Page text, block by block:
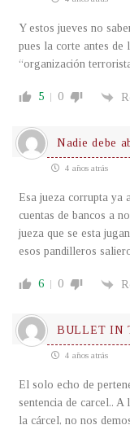
Y estos jueves no
pues la corte antes de
“organización
5 0
Nadie debe
4 años atrás
Esa jueza corrupta ya
cuentas de bancos a
jueza que se esta
esos pandilleros
6 0
BULLET IN
4 años atrás
El solo echo de
sentencia de carcel..
la cárcel, no nos